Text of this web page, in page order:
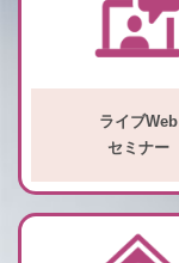
ライブWeb
セミナー